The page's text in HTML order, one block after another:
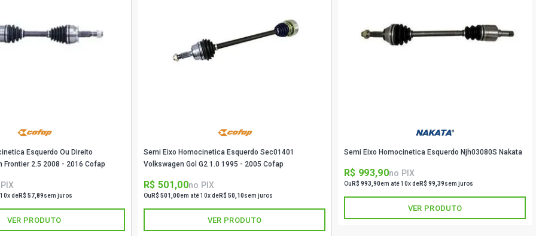
Esquerdo Ou Direito
Sec29001 Nissan Frontier 2.5 2008 - 2016 Cofap
deR$ 57,89sem juros
VER PRODUTO
Semi Eixo Homocinetica Esquerdo Sec01401
Volkswagen Gol G2 1.0 1995 - 2005 Cofap
R$ 501,00no PIX
Ou R$ 501,00em até 10x deR$ 50,10sem juros
VER PRODUTO
Semi Eixo Homocinetica Esquerdo Njh03080S Nakata
R$ 993,90no PIX
Ou R$ 993,90em até 10x deR$ 99,39sem juros
VER PRODUTO